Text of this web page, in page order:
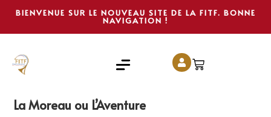
BIENVENUE SUR LE NOUVEAU SITE DE LA FITF. BONNE
NAVIGATION !
La Moreau ou L’Aventure